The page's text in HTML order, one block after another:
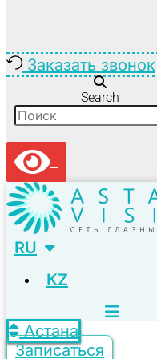
Заказать звонок
Search
RU
KZ
Астана
Записаться